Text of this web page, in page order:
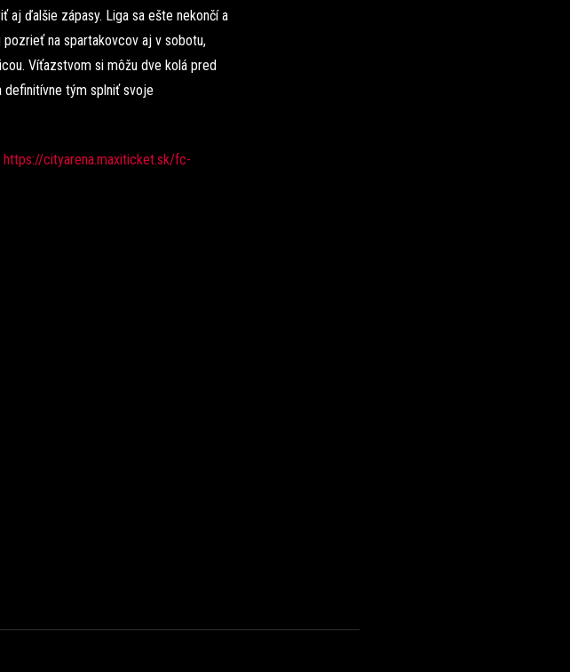
aj ďalšie zápasy. Liga sa ešte nekončí a
na spartakovcov aj v sobotu,
Víťazstvom si môžu dve kolá pred
tým splniť svoje
https://cityarena.maxiticket.sk/fc-